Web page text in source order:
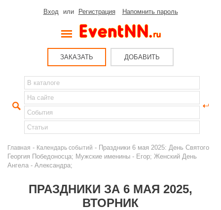
Вход или Регистрация Напомнить пароль
ЗАКАЗАТЬ ДОБАВИТЬ
Главная - Календарь событий - Праздники 6 мая 2025: День Святого
Георгия Победоносца; Мужские именины - Егор; Женский День
Ангела - Александра;
ПРАЗДНИКИ ЗА 6 МАЯ 2025,
ВТОРНИК